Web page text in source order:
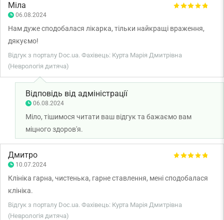
Міла
06.08.2024
Нам дуже сподобалася лікарка, тільки найкращі враження,
дякуємо!
Відгук з порталу Doc.ua. Фахівець: Курта Марія Дмитрівна
(Неврологія дитяча)
Відповідь від адміністрації
06.08.2024
Міло, тішимося читати ваш відгук та бажаємо вам
міцного здоров'я.
Дмитро
10.07.2024
Клініка гарна, чистенька, гарне ставлення, мені сподобалася
клініка.
Відгук з порталу Doc.ua. Фахівець: Курта Марія Дмитрівна
(Неврологія дитяча)